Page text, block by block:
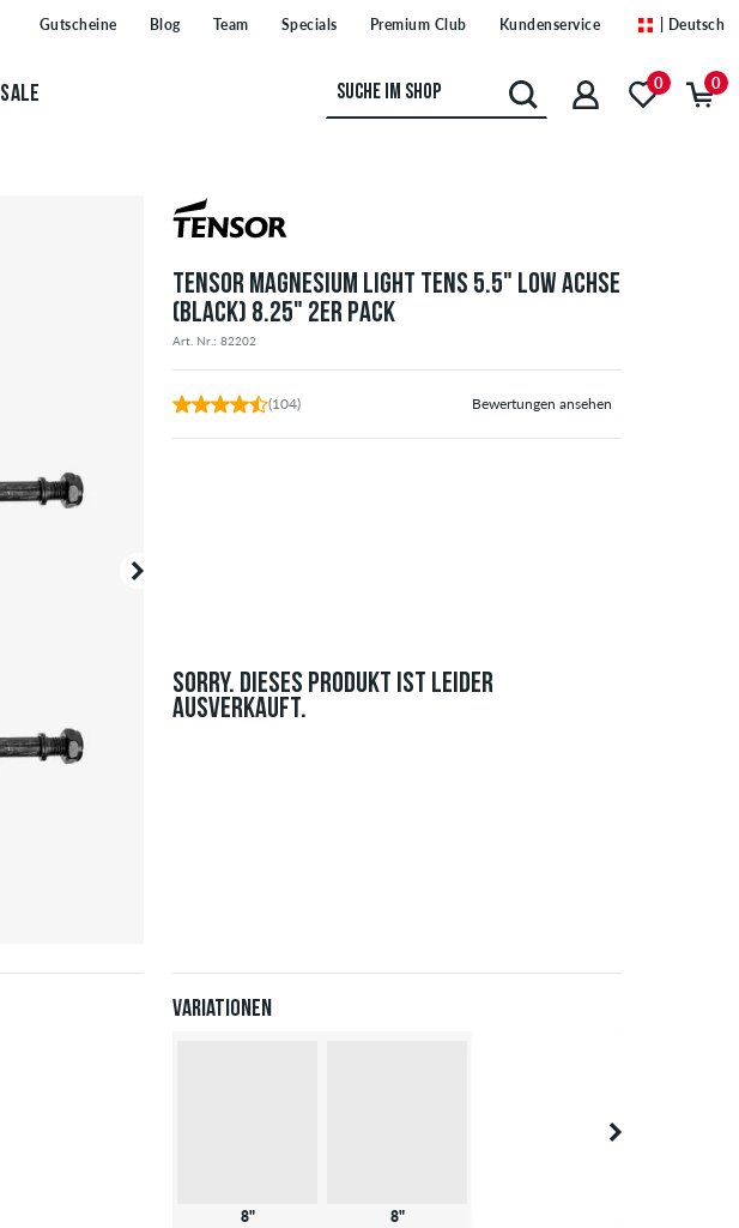
Gutscheine Blog Team Specials Premium Club Kundenservice | Deutsch
SALE 0 0
TENSOR MAGNESIUM LIGHT TENS 5.5" LOW ACHSE
(BLACK) 8.25" 2ER PACK
Art. Nr.: 82202
(104) Bewertungen ansehen
SORRY. DIESES PRODUKT IST LEIDER
AUSVERKAUFT.
Variationen
8" 8"